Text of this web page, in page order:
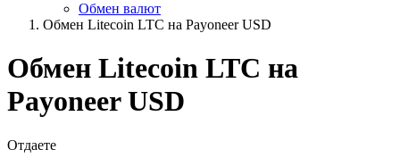
Обмен валют
Обмен Litecoin LTC на Payoneer USD
Обмен Litecoin LTC на
Payoneer USD
Отдаете